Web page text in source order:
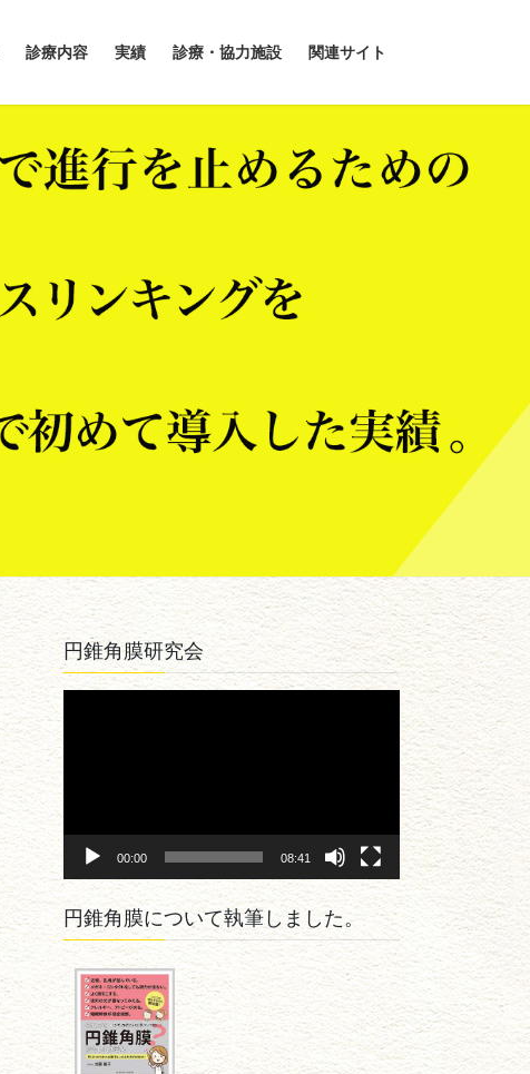
診療内容 実績 診療・協力施設 関連サイト
円錐角膜研究会
ヤ
00:00 08:41
円錐角膜について執筆しました。